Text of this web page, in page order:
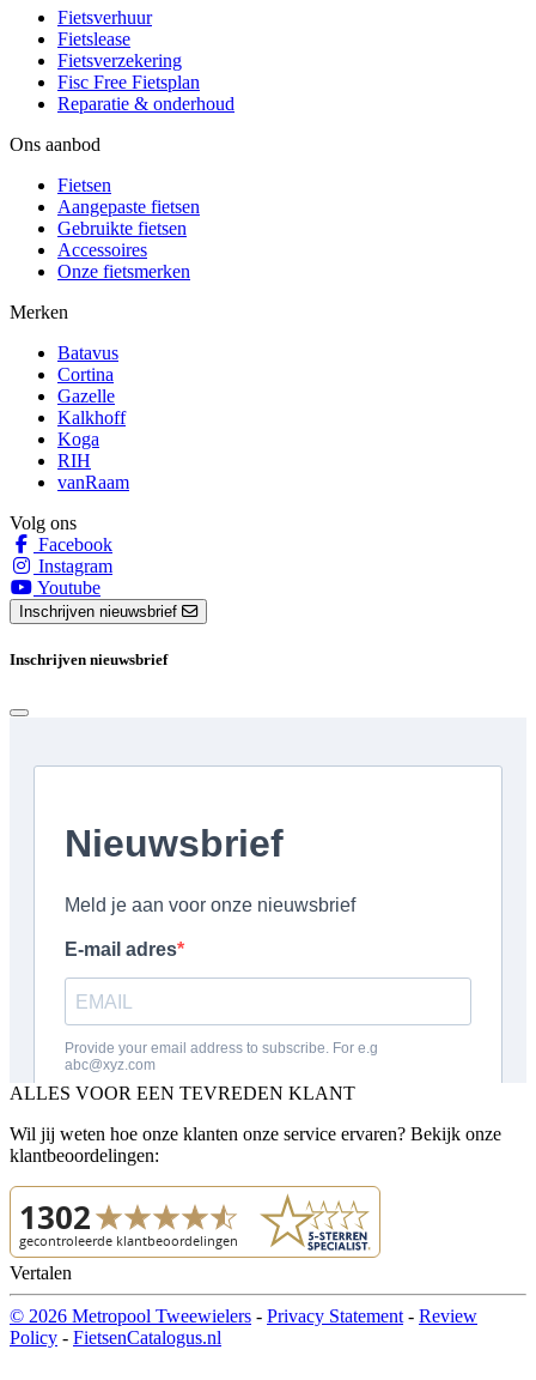
Fietsverhuur
Fietslease
Fietsverzekering
Fisc Free Fietsplan
Reparatie & onderhoud
Ons aanbod
Fietsen
Aangepaste fietsen
Gebruikte fietsen
Accessoires
Onze fietsmerken
Merken
Batavus
Cortina
Gazelle
Kalkhoff
Koga
RIH
vanRaam
Volg ons
Facebook
Instagram
Youtube
Inschrijven nieuwsbrief
Inschrijven nieuwsbrief
ALLES VOOR EEN TEVREDEN KLANT
Wil jij weten hoe onze klanten onze service ervaren? Bekijk onze
klantbeoordelingen:
Vertalen
© 2026 Metropool Tweewielers - Privacy Statement - Review
Policy - FietsenCatalogus.nl